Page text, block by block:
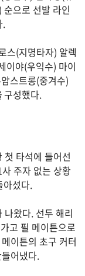
으로 선발 라인
.
스(지명타자) 알렉
이야(우익수) 마이
스트롱(중겨수)
구성했다.
첫 타석에 들어선
주자 없는 상황
아섰다.
왔다. 선두 해리
고 필 메이튼으로
이튼의 초구 커터
어냈다.